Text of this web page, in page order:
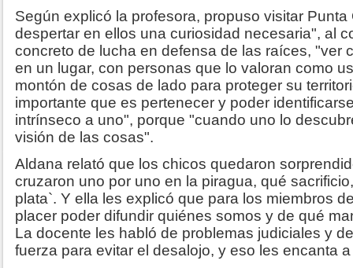
Según explicó la profesora, propuso visitar
despertar en ellos una curiosidad necesaria", al
concreto de lucha en defensa de las raíces, "ver
en un lugar, con personas que lo valoran como
montón de cosas de lado para proteger su
importante que es pertenecer y poder
intrínseco a uno", porque "cuando uno lo
visión de las cosas".
Aldana relató que los chicos quedaron
cruzaron uno por uno en la piragua, qué
plata`. Y ella les explicó que para los miembros
placer poder difundir quiénes somos y de qué
La docente les habló de problemas judiciales y
fuerza para evitar el desalojo, y eso les encanta